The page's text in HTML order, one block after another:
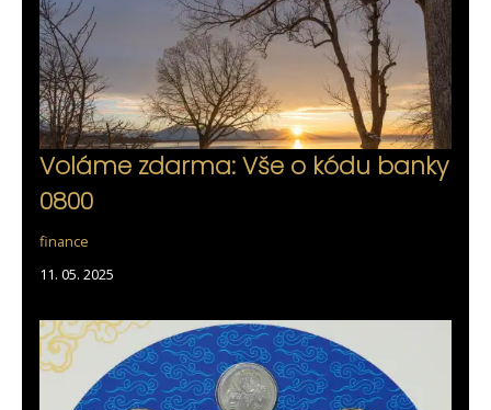
Voláme zdarma: Vše o kódu banky
0800
finance
11. 05. 2025